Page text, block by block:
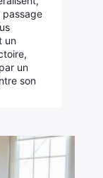
passage
un
un
son